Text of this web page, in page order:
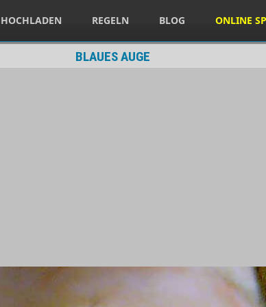
HOCHLADEN REGELN BLOG ONLINE
BLAUES AUGE